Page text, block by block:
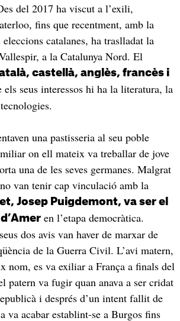
del 2017 ha viscut a l’exili,
fins que recentment, amb la
catalanes, ha traslladat la
a la Catalunya Nord. El
castellà, anglès, francès i
els seus interessos hi ha la literatura, la
una pastisseria al seu poble
on ell mateix va treballar de jove
una de les seves germanes. Malgrat
van tenir cap vinculació amb la
Josep Puigdemont, va ser el
en l’etapa democràtica.
dos avis van haver de marxar de
de la Guerra Civil. L’avi matern,
nom, es va exiliar a França a finals del
patern va fugir quan anava a ser cridat
i després d’un intent fallit de
va acabar establint-se a Burgos fins